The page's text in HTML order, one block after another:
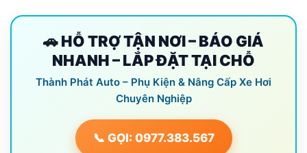
🚗 HỖ TRỢ TẬN NƠI – BÁO GIÁ
NHANH – LẮP ĐẶT TẠI CHỖ
Thành Phát Auto – Phụ Kiện & Nâng Cấp Xe Hơi
Chuyên Nghiệp
📞 GỌI: 0977.383.567